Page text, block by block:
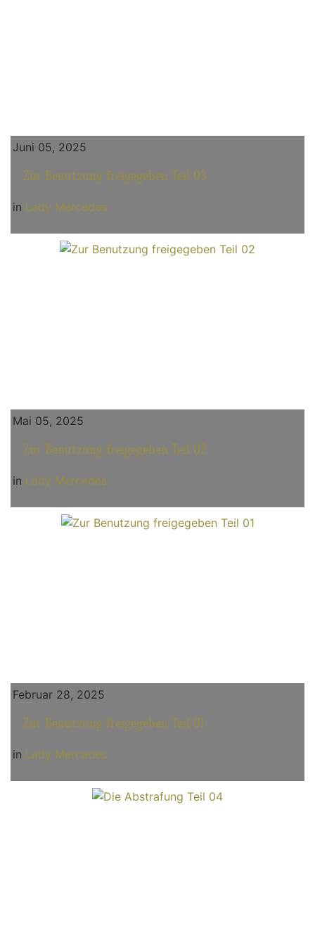
Juni 05, 2025
Zur Benutzung freigegeben Teil 03
in Lady Mercedes
Mai 05, 2025
Zur Benutzung freigegeben Teil 02
in Lady Mercedes
Februar 28, 2025
Zur Benutzung freigegeben Teil 01
in Lady Mercedes